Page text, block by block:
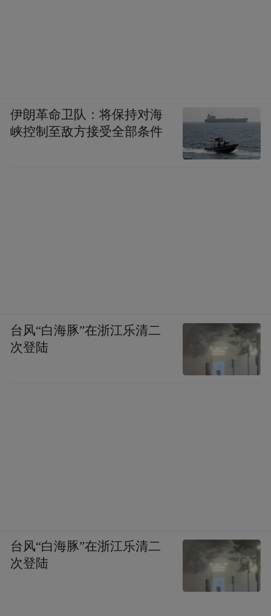
伊朗革命卫队：将保持对海
峡控制至敌方接受全部条件
台风“白海豚”在浙江乐清二
次登陆
台风“白海豚”在浙江乐清二
次登陆